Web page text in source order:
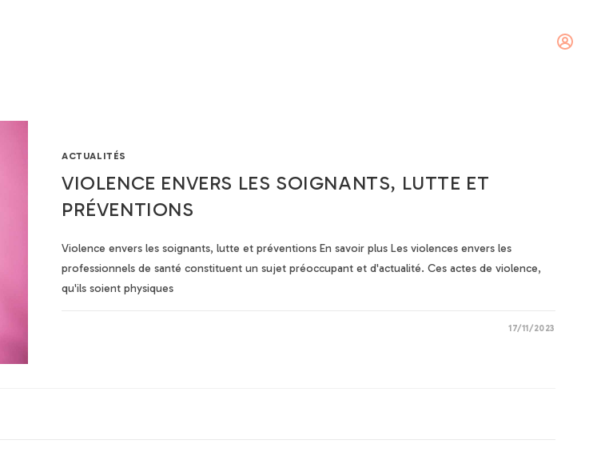
ACTUALITÉS
VIOLENCE ENVERS LES SOIGNANTS, LUTTE ET
PRÉVENTIONS
Violence envers les soignants, lutte et préventions En savoir plus Les violences envers les
professionnels de santé constituent un sujet préoccupant et d'actualité. Ces actes de violence,
qu'ils soient physiques
17/11/2023